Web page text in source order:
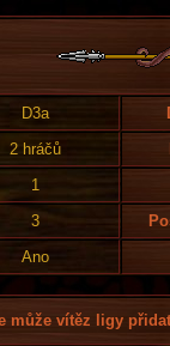
D3a
2 hráčů
1
3
Ano
může vítěz ligy